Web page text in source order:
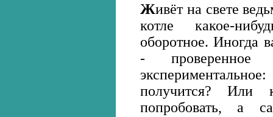
Живёт на свете
котле какое-
оборотное. Иногда
-
получится? Или
попробовать, а